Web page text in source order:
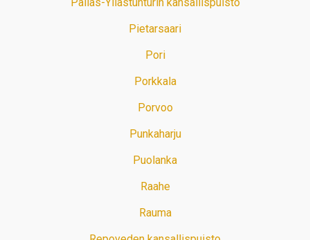
Pietarsaari
Pori
Porkkala
Porvoo
Punkaharju
Puolanka
Raahe
Rauma